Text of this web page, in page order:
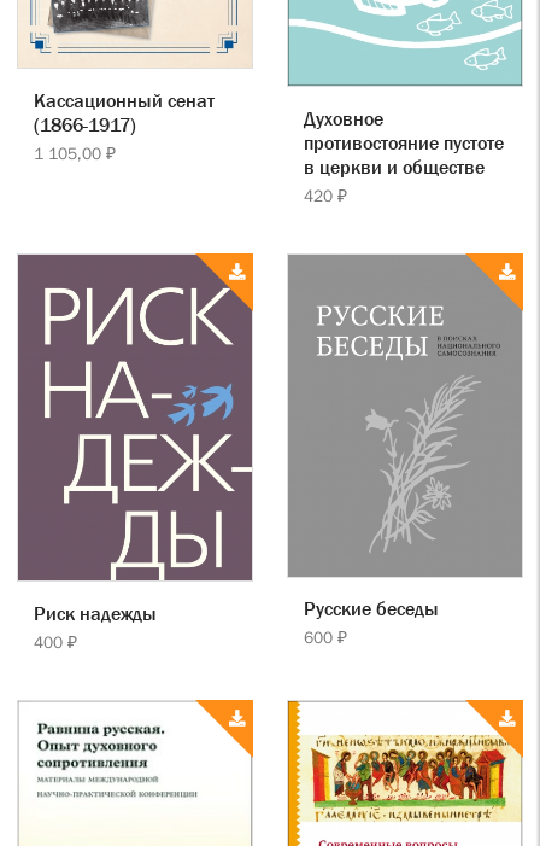
Кассационный сенат
(1866-1917)
1 105,00 ₽
Духовное
противостояние пустоте
в церкви и обществе
420 ₽
Риск надежды
400 ₽
Русские беседы
600 ₽